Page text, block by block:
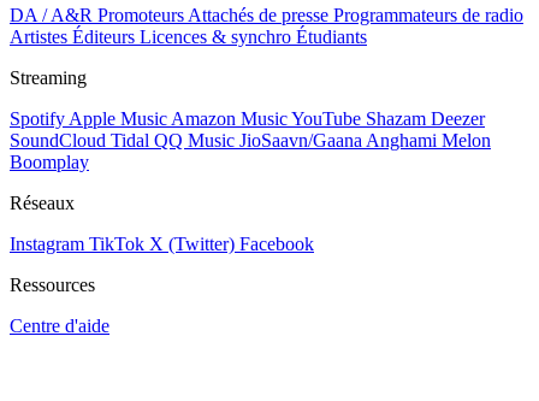
DA / A&R Promoteurs Attachés de presse Programmateurs de radio
Artistes Éditeurs Licences & synchro Étudiants
Streaming
Spotify Apple Music Amazon MusicYouTube Shazam Deezer
SoundCloud Tidal QQ Music JioSaavn/Gaana Anghami Melon
Boomplay
Réseaux
Instagram TikTok X (Twitter) Facebook
Ressources
Centre d'aide